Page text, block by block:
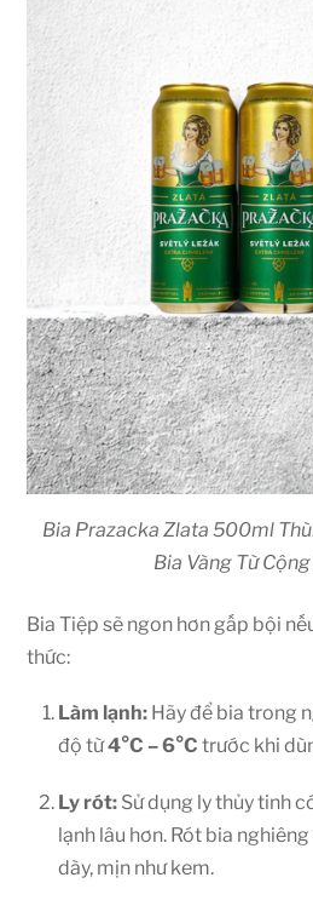
Bia Prazacka Zlata 500ml
Bia Vàng Từ
Bia Tiệp sẽ ngon hơn gấp bội
thức:
Làm lạnh: Hãy để bia trong
độ từ4°C – 6°C trước khi
Ly rót: Sử dụng ly thủy tinh
lạnh lâu hơn. Rót bia
dày, mịn như kem.